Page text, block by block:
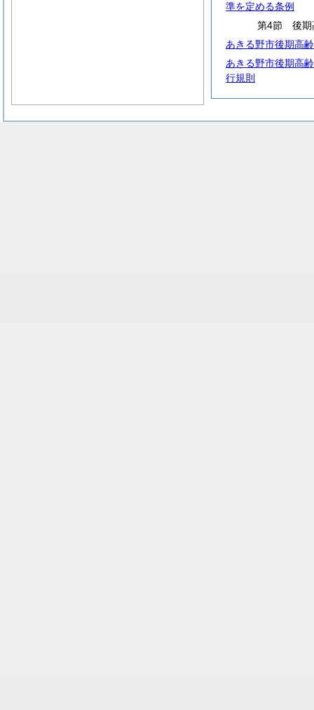
準を定める条例
第4節 後期
あきる野市後期高
あきる野市後期高
行規則